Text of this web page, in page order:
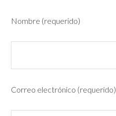
Nombre (requerido)
Correo electrónico (requerido)